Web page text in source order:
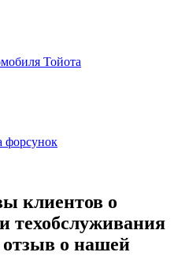
Тойота
форсунок
клиентов о
техобслуживания
отзыв о нашей